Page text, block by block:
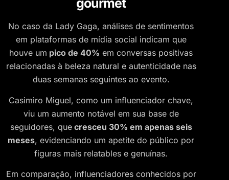
gourmet
No caso da Lady Gaga, análises de sentimentos
em plataformas de mídia social indicam que
houve um pico de 40% em conversas positivas
relacionadas à beleza natural e autenticidade nas
duas semanas seguintes ao evento.
Casimiro Miguel, como um influenciador chave,
viu um aumento notável em sua base de
seguidores, quecresceu 30% em apenas seis
meses, evidenciando um apetite do público por
figuras mais relatables e genuínas.
Em comparação, influenciadores conhecidos por